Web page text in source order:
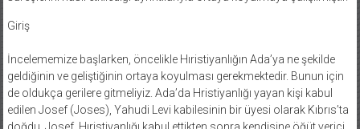
Giriş
İncelememize başlarken, öncelikle Hıristiyanlığın Ada’ya ne şekilde
geldiğinin ve geliştiğinin ortaya koyulması gerekmektedir. Bunun için
de oldukça gerilere gitmeliyiz. Ada’da Hristiyanlığı yayan kişi kabul
edilen Josef (Joses), Yahudi Levi kabilesinin bir üyesi olarak Kıbrıs’ta